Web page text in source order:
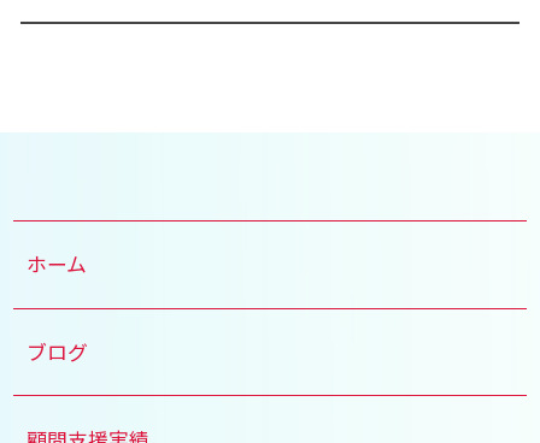
ホーム
ブログ